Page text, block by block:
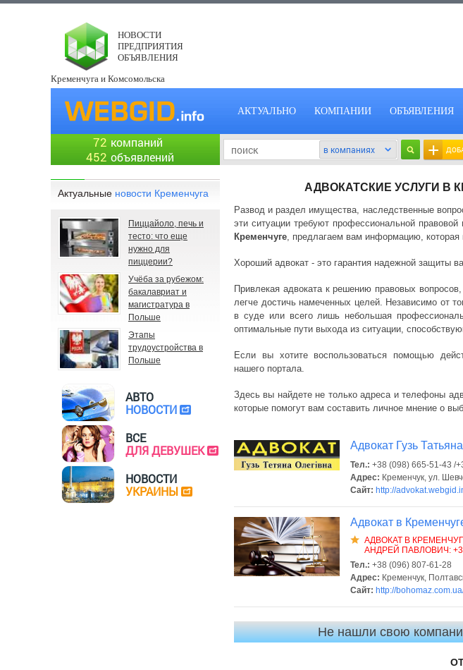
НОВОСТИ
ПРЕДПРИЯТИЯ
ОБЪЯВЛЕНИЯ
Кременчуга и Комсомольска
АКТУАЛЬНО КОМПАНИИ ОБЪЯВЛЕНИЯ
72 компаний
452 объявлений +
АДВОКАТСКИЕ УСЛУГИ В
Развод и раздел имущества, наследственные
эти ситуации требуют профессиональной
Кременчуге, предлагаем вам информацию,
Хороший адвокат - это гарантия надежной защиты
Привлекая адвоката к решению правовых
легче достичь намеченных целей. Независимо от
в суде или всего лишь небольшая
оптимальные пути выхода из ситуации,
Если вы хотите воспользоваться помощью
нашего портала.
Здесь вы найдете не только адреса и телефоны
которые помогут вам составить личное мнение о
Адвокат Гузь
Тел.: +38 (098) 665-51-43 /
Адрес: Кременчук, ул.
Сайт: http://
Адвокат в
АДВОКАТ В
АНДРЕЙ ПАВЛОВИЧ:
Тел.: +38 (096) 807-61-28
Адрес: Кременчук,
Сайт: http://
Не нашли свою
Актуальные новости Кременчуга
Пиццайоло, печь и
тесто: что еще
нужно для
пиццерии?
Учёба за рубежом:
бакалавриат и
магистратура в
Польше
Этапы
трудоустройства в
Польше
АВТО
НОВОСТИ
ВСЕ
ДЛЯ ДЕВУШЕК
НОВОСТИ
УКРАИНЫ